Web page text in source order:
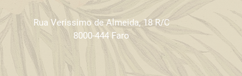
Rua Verissimo de Almeida,18 R/C
8000-444 Faro